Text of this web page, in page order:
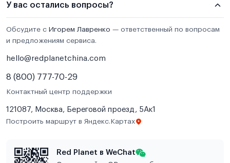
У вас остались вопросы?
Обсудите с Игорем Лавренко — ответственный по вопросам
и предложениям сервиса.
hello@redplanetchina.com
8 (800) 777-70-29
Контактный центр поддержки
121087, Москва, Береговой проезд, 5Ак1
Построить маршрут в Яндекс.Картах
Red Planet в WeChat